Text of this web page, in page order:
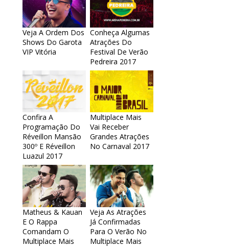
Veja A Ordem Dos
Shows Do Garota
VIP Vitória
Conheça Algumas
Atrações Do
Festival De Verão
Pedreira 2017
Confira A
Programação Do
Réveillon Mansão
300º E Réveillon
Luazul 2017
Multiplace Mais
Vai Receber
Grandes Atrações
No Carnaval 2017
Matheus & Kauan
E O Rappa
Comandam O
Multiplace Mais
Veja As Atrações
Já Confirmadas
Para O Verão No
Multiplace Mais